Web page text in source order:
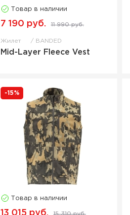
Товар в наличии
7 190 руб. 11 990 руб.
Жилет BANDED
Mid-Layer Fleece Vest
-15%
Товар в наличии
13 015 руб. 15 310 руб.